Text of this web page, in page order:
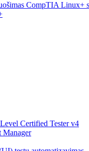
CompTIA Linux+
Certified Tester v4
Manager